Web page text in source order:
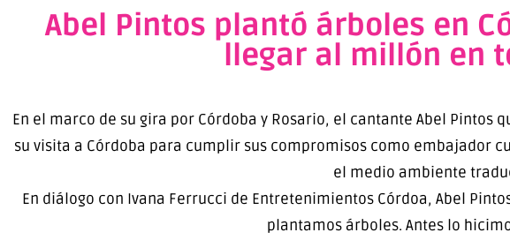
Abel Pintos plantó árboles en
llegar al millón en
En el marco de su gira por Córdoba y Rosario, el cantante Abel
su visita a Córdoba para cumplir sus compromisos como embajador
el medio ambiente
En diálogo con Ivana Ferrucci de Entretenimientos Córdoa, Abel
plantamos árboles. Antes lo